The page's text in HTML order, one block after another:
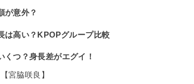
が意外？
は高い？KPOPグループ比較
くつ？身長差がエグイ！
宮脇咲良】